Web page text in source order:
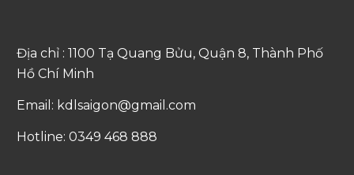
Địa chỉ : 1100 Tạ Quang Bửu, Quận 8, Thành Phố
Hồ Chí Minh
Email: kdlsaigon@gmail.com
Hotline: 0349 468 888